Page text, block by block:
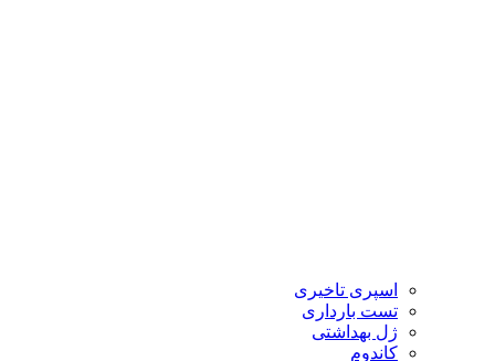
اسپری تاخیری
تست بارداری
ژل بهداشتی
کاندوم